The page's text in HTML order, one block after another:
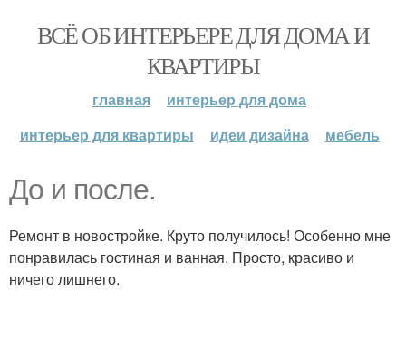
ВСЁ ОБ ИНТЕРЬЕРЕ ДЛЯ ДОМА И
КВАРТИРЫ
главная
интерьер для дома
интерьер для квартиры
идеи дизайна мебель
До и после.
Ремонт в новостройке. Круто получилось! Особенно мне
понравилась гостиная и ванная. Просто, красиво и
ничего лишнего.